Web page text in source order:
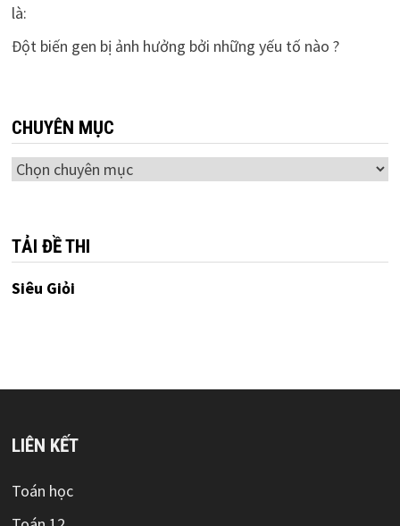
là:
Đột biến gen bị ảnh hưởng bởi những yếu tố nào ?
CHUYÊN MỤC
Chuyên
TẢI ĐỀ THI
Siêu Giỏi
LIÊN KẾT
Toán học